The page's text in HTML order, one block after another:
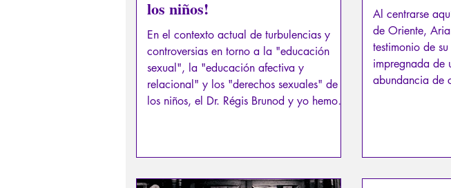
los niños!
En el contexto actual de turbulencias y
controversias en torno a la "educación
sexual", la "educación afectiva y
relacional" y los "derechos sexuales" de
los niños, el Dr. Régis Brunod y yo hemos
Al centrarse
de Oriente,
testimonio de
impregnada de
abundancia de
resultado para